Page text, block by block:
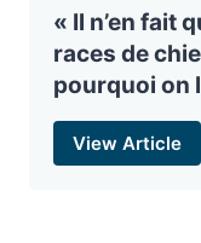
« Il n’en fait
races de
pourquoi on
View Article